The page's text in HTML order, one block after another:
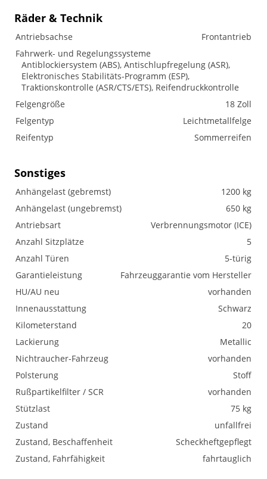
Räder & Technik
Antriebsachse
Frontantrieb
Fahrwerk- und Regelungssysteme
Antiblockiersystem (ABS), Antischlupfregelung (ASR),
Elektronisches Stabilitäts-Programm (ESP),
Traktionskontrolle (ASR/CTS/ETS), Reifendruckkontrolle
Felgengröße
18 Zoll
Felgentyp
Leichtmetallfelge
Reifentyp
Sommerreifen
Sonstiges
Anhängelast (gebremst)
1200 kg
Anhängelast (ungebremst)
650 kg
Antriebsart
Verbrennungsmotor (ICE)
Anzahl Sitzplätze
5
Anzahl Türen
5-türig
Garantieleistung
Fahrzeuggarantie vom Hersteller
HU/AU neu
vorhanden
Innenausstattung
Schwarz
Kilometerstand
20
Lackierung
Metallic
Nichtraucher-Fahrzeug
vorhanden
Polsterung
Stoff
Rußpartikelfilter / SCR
vorhanden
Stützlast
75 kg
Zustand
unfallfrei
Zustand, Beschaffenheit
Scheckheftgepflegt
Zustand, Fahrfähigkeit
fahrtauglich